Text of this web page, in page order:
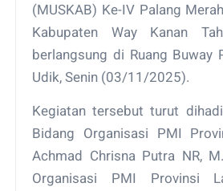
(MUSKAB) Ke-IV Palang
Kabupaten Way Kanan
berlangsung di Ruang Buway
Udik, Senin (03/11/2025).
Kegiatan tersebut turut
Bidang Organisasi PMI
Achmad Chrisna Putra NR,
Organisasi PMI Provinsi